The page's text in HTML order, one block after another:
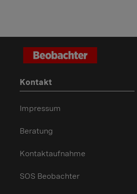
Kontakt
Impressum
Beratung
Kontaktaufnahme
SOS Beobachter